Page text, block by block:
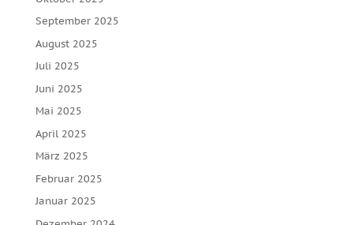
September 2025
August 2025
Juli 2025
Juni 2025
Mai 2025
April 2025
März 2025
Februar 2025
Januar 2025